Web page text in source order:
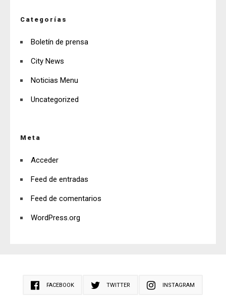
Categorías
Boletín de prensa
City News
Noticias Menu
Uncategorized
Meta
Acceder
Feed de entradas
Feed de comentarios
WordPress.org
FACEBOOK TWITTER INSTAGRAM